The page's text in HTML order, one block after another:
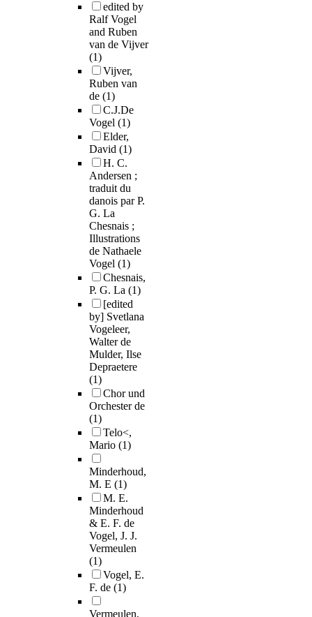
edited by
Ralf Vogel
and Ruben
van de Vijver
(1)
Vijver,
Ruben van
de (1)
C.J.De
Vogel (1)
Elder,
David (1)
H. C.
Andersen ;
traduit du
danois par P.
G. La
Chesnais ;
Illustrations
de Nathaele
Vogel (1)
Chesnais,
P. G. La (1)
[edited
by] Svetlana
Vogeleer,
Walter de
Mulder, Ilse
Depraetere
(1)
Chor und
Orchester de
(1)
Telo<,
Mario (1)
Minderhoud,
M. E (1)
M. E.
Minderhoud
& E. F. de
Vogel, J. J.
Vermeulen
(1)
Vogel, E.
F. de (1)
Vermeulen,